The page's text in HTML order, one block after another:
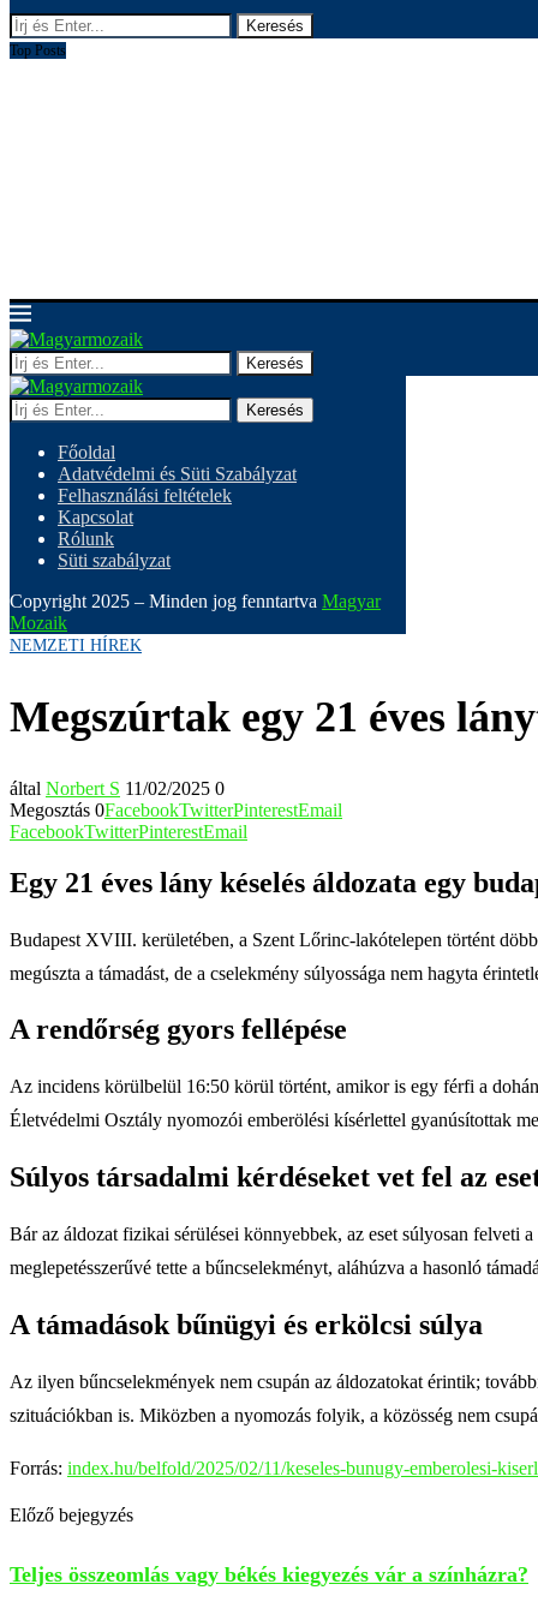
Keresés
Top Posts
Keresés
Keresés
Főoldal
Adatvédelmi és Süti Szabályzat
Felhasználási feltételek
Kapcsolat
Rólunk
Süti szabályzat
Copyright 2025 – Minden jog fenntartva Magyar
Mozaik
NEMZETI HÍREK
Megszúrtak egy 21 éves
által Norbert S 11/02/2025 0
Megosztás 0FacebookTwitterPinterestEmail
FacebookTwitterPinterestEmail
Egy 21 éves lány késelés áldozata egy
Budapest XVIII. kerületében, a Szent Lőrinc-lakótelepen történt
megúszta a támadást, de a cselekmény súlyossága nem hagyta
A rendőrség gyors fellépése
Az incidens körülbelül 16:50 körül történt, amikor is egy férfi a
Életvédelmi Osztály nyomozói emberölési kísérlettel gyanúsítottak
Súlyos társadalmi kérdéseket vet fel az
Bár az áldozat fizikai sérülései könnyebbek, az eset súlyosan felveti
meglepetésszerűvé tette a bűncselekményt, aláhúzva a hasonló
A támadások bűnügyi és erkölcsi súlya
Az ilyen bűncselekmények nem csupán az áldozatokat érintik;
szituációkban is. Miközben a nyomozás folyik, a közösség nem
Forrás: index.hu/belfold/2025/02/11/keseles-bunugy-emberolesi-
Előző bejegyzés
Teljes összeomlás vagy békés kiegyezés vár a színházra?